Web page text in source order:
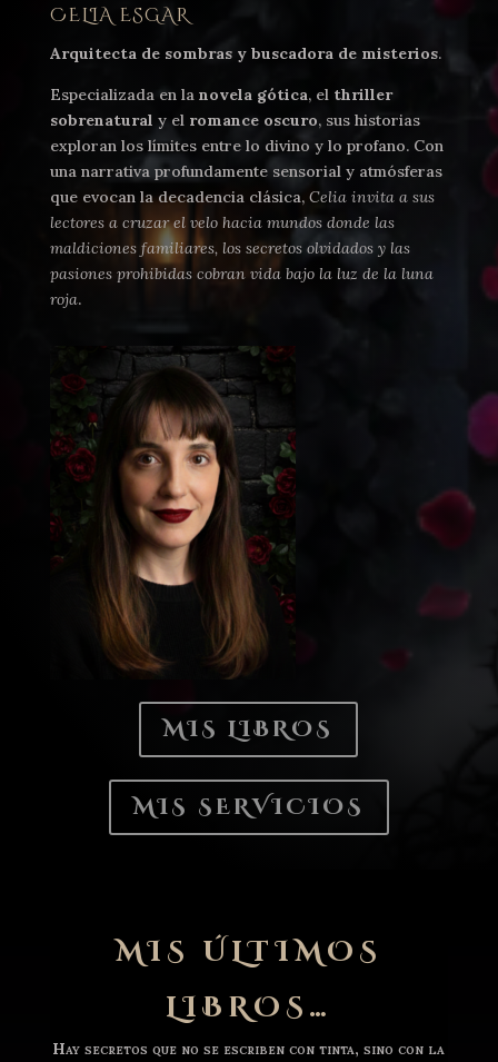
CELIA ESGAR
Arquitecta de sombras y buscadora de misterios.
Especializada en la novela gótica, el thriller
sobrenatural y el romance oscuro, sus historias
exploran los límites entre lo divino y lo profano. Con
una narrativa profundamente sensorial y atmósferas
que evocan la decadencia clásica, Celia invita a sus
lectores a cruzar el velo hacia mundos donde las
maldiciones familiares, los secretos olvidados y las
pasiones prohibidas cobran vida bajo la luz de la luna
roja.
MIS LIBROS
MIS SERVICIOS
MIS ÚLTIMOS
LIBROS…
Hay secretos que no se escriben con tinta, sino con la